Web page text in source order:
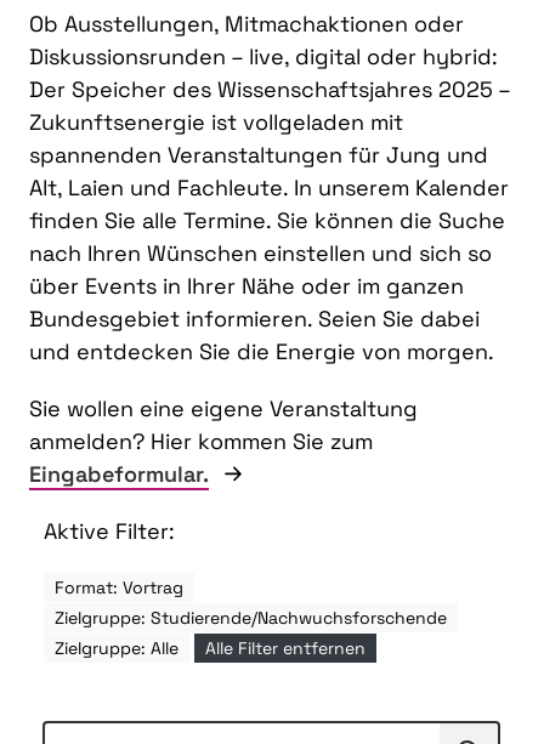
Ob Ausstellungen, Mitmachaktionen oder
Diskussionsrunden – live, digital oder hybrid:
Der Speicher des Wissenschaftsjahres 2025 –
Zukunftsenergie ist vollgeladen mit
spannenden Veranstaltungen für Jung und
Alt, Laien und Fachleute. In unserem Kalender
finden Sie alle Termine. Sie können die Suche
nach Ihren Wünschen einstellen und sich so
über Events in Ihrer Nähe oder im ganzen
Bundesgebiet informieren. Seien Sie dabei
und entdecken Sie die Energie von morgen.
Sie wollen eine eigene Veranstaltung
anmelden? Hier kommen Sie zum
Eingabeformular.
Aktive Filter:
Format: Vortrag
Zielgruppe: Studierende/Nachwuchsforschende
Zielgruppe: Alle
Alle Filter entfernen